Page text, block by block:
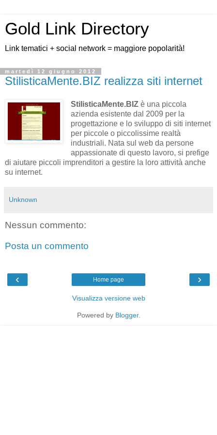
Gold Link Directory
Link tematici + social network = maggiore popolarità!
martedì 12 giugno 2012
StilisticaMente.BIZ realizza siti internet
StilisticaMente.BIZè una piccola
azienda esistente dal 2009 per la
progettazione e lo sviluppo di siti internet
per piccole o piccolissime realtà
industriali. Nata sul web da persone
appassionate di questo lavoro, si prefige
di aiutare piccoli imprenditori a gestire la loro attività anche
su internet.
Unknown
Nessun commento:
Posta un commento
‹ ›
Home page
Visualizza versione web
Powered by Blogger.